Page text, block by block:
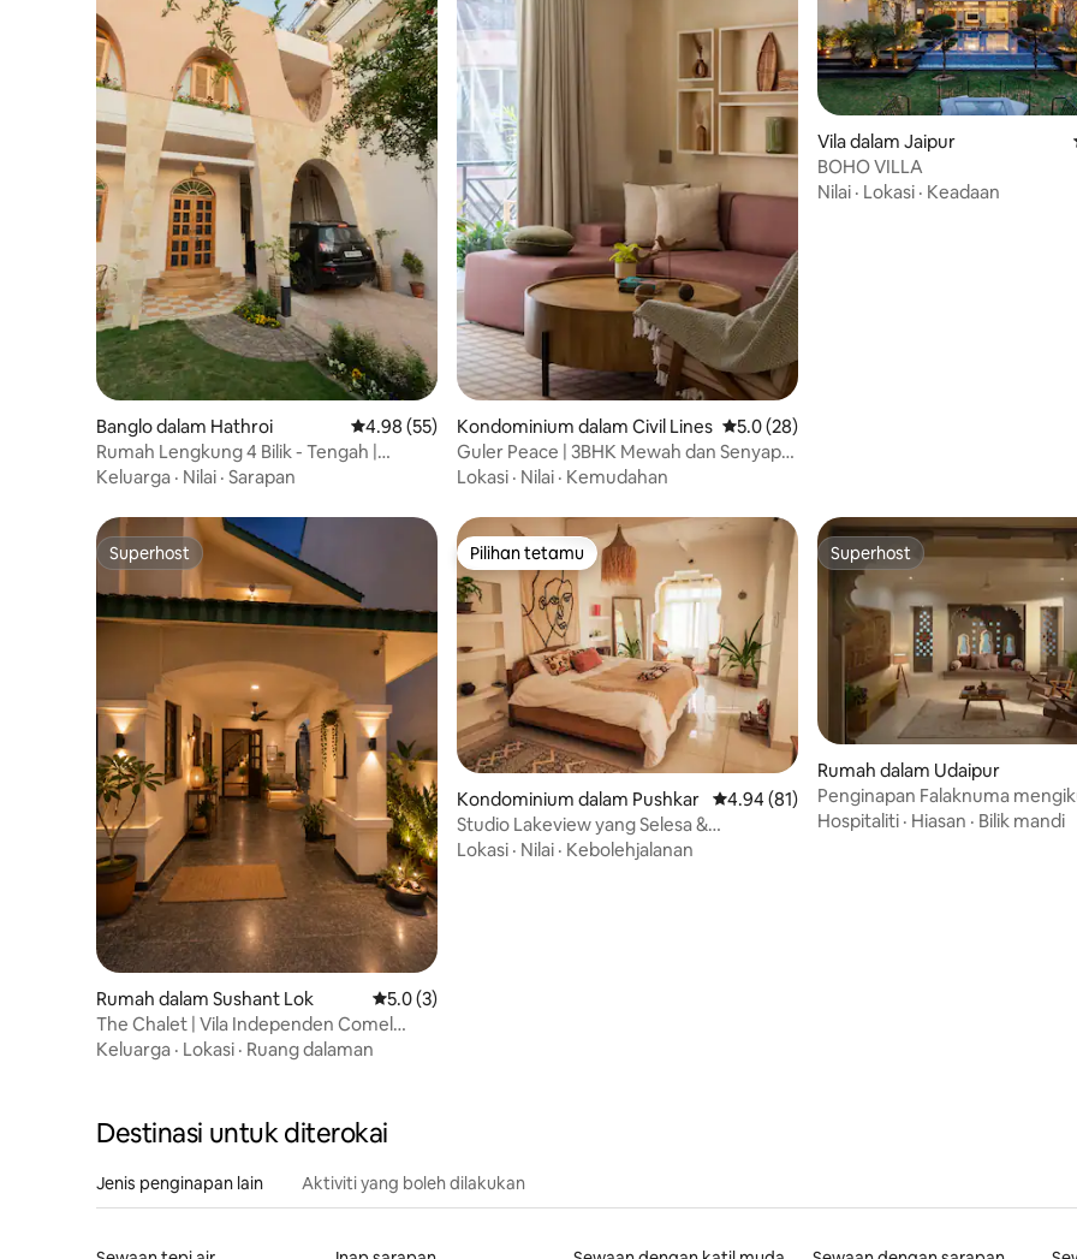
Banglo dalam Hathroi Penarafan purata 4.98 daripada 5, 55 ulasan
4.98 (55)
Rumah Lengkung 4 Bilik - Tengah |
Rumah Rajan
Keluarga · Nilai · Sarapan
Kondominium dalam Civil Lines Penarafan purata 5.0 daripada 5, 28 ulasan
5.0 (28)
Guler Peace | 3BHK Mewah dan Senyap
di Civil Lines
Lokasi · Nilai · Kemudahan
Vila dalam Jaipur
BOHO VILLA
Nilai · Lokasi · Keadaan
Superhost
Superhost
Rumah dalam Sushant Lok Penarafan purata 5.0 daripada 5, 3 ulasan
5.0 (3)
The Chalet | Vila Independen Comel
dengan Taman|
Keluarga · Lokasi · Ruang dalaman
Pilihan tetamu
Pilihan tetamu
Kondominium dalam Pushkar Penarafan purata 4.94 daripada 5, 81 ulasan
4.94 (81)
Studio Lakeview yang Selesa &
Persendirian di Ghats
Lokasi · Nilai · Kebolehjalanan
Superhost
Superhost
Rumah dalam Udaipur
Penginapan Falaknuma
Manuskrip
Hospitaliti · Hiasan · Bilik mandi
Destinasi untuk diterokai
Jenis penginapan lain Aktiviti yang boleh dilakukan